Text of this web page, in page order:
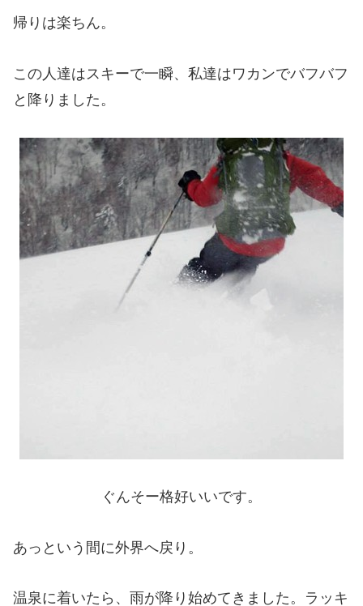
帰りは楽ちん。
この人達はスキーで一瞬、私達はワカンでバフバフ
と降りました。
ぐんそー格好いいです。
あっという間に外界へ戻り。
温泉に着いたら、雨が降り始めてきました。ラッキ